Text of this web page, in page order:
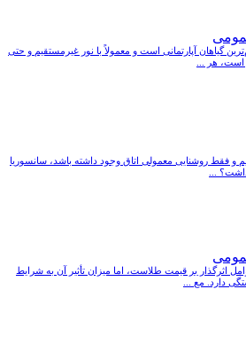
گیاهان آپارتمانی است و معمولاً با نور غیرمستقیم و حتی
است، هر ...
و فقط روشنایی معمولی اتاق وجود داشته باشد، سانسوریا
...
اثرگذار بر قیمت طلاست، اما میزان تأثیر آن به شرایط
دارد. مع ...